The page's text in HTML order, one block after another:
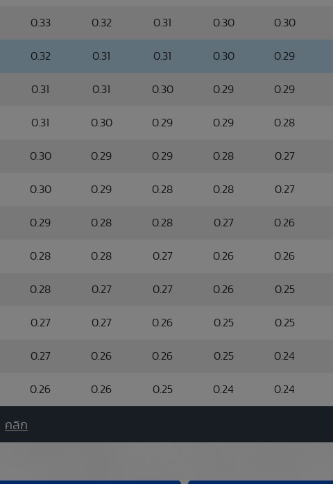
0.33 0.32 0.31 0.30 0.30
0.32 0.31 0.31 0.30 0.29
0.31 0.31 0.30 0.29 0.29
0.31 0.30 0.29 0.29 0.28
0.30 0.29 0.29 0.28 0.27
0.30 0.29 0.28 0.28 0.27
0.29 0.28 0.28 0.27 0.26
0.28 0.28 0.27 0.26 0.26
0.28 0.27 0.27 0.26 0.25
0.27 0.27 0.26 0.25 0.25
0.27 0.26 0.26 0.25 0.24
0.26 0.26 0.25 0.24 0.24
คลิก